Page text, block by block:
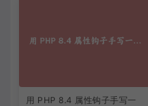
用 PHP 8.4 属性钩子手写一